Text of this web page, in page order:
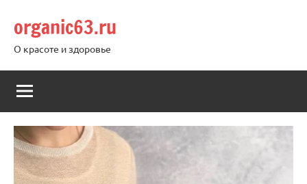
содержимому
organic63.ru
О красоте и здоровье